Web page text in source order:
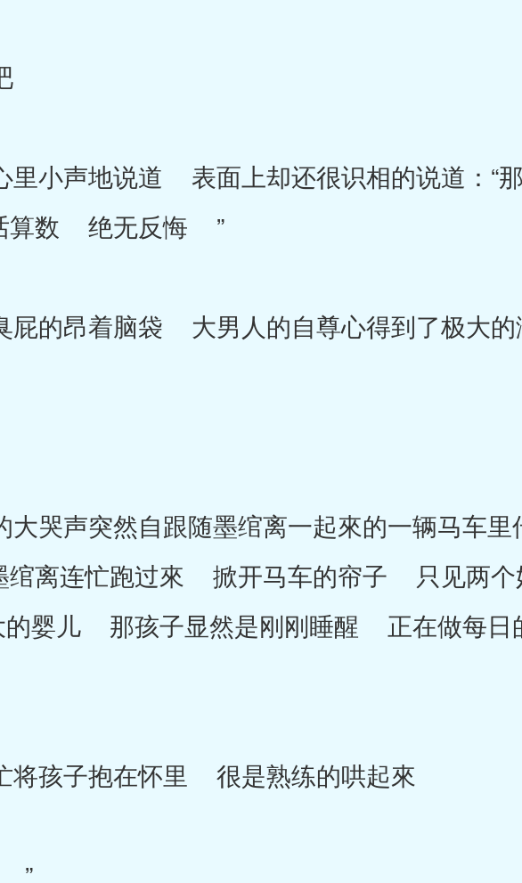
小声地说道 表面上却还很识相的说道：“
算数 绝无反悔 ”
的昂着脑袋 大男人的自尊心得到了极大的
哭声突然自跟随墨绾离一起來的一辆马车
离连忙跑过來 掀开马车的帘子 只见两个
的婴儿 那孩子显然是刚刚睡醒 正在做每日
孩子抱在怀里 很是熟练的哄起來
”